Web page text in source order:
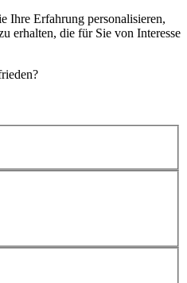
Ihre Erfahrung personalisieren,
erhalten, die für Sie von Interesse